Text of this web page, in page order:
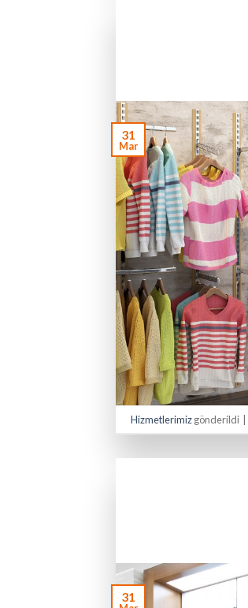
31
Mar
Hizmetlerimizgönderildi |
31